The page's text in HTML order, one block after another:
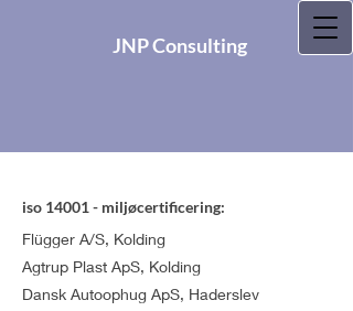
JNP Consulting
iso 14001 - miljøcertificering:
Flügger A/S, Kolding
Agtrup Plast ApS, Kolding
Dansk Autoophug ApS, Haderslev